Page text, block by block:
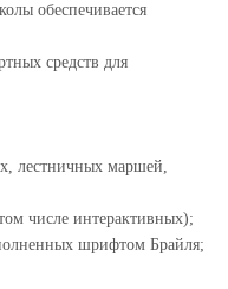
обеспечивается
средств для
лестничных маршей,
числе интерактивных);
шрифтом Брайля;